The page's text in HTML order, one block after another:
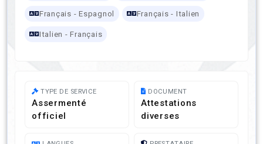
Français - Espagnol Français - Italien
Italien - Français
TYPE DE SERVICE
Assermenté
officiel
DOCUMENT
Attestations
diverses